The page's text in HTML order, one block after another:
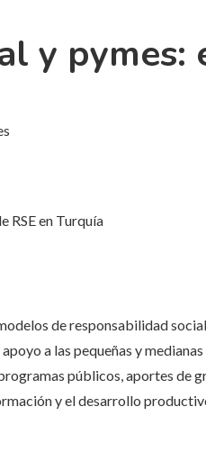
y pymes:
RSE en Turquía
de responsabilidad
a las pequeñas y
públicos, aportes de
y el desarrollo